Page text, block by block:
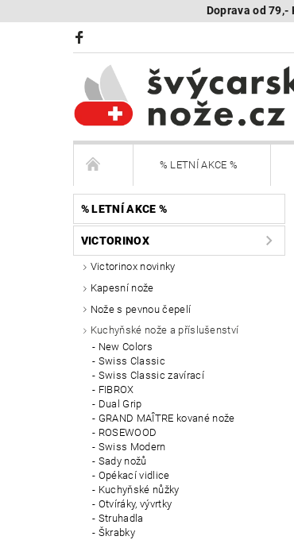
Doprava od 79,-
% LETNÍ AKCE %
BÖKER Limited BÖKER -
KAMBUKKA - termohrnky, lahve,
Další nože
SEGWAY NAVIMOW - robotické sekačky
% LETNÍ AKCE %
VICTORINOX
Victorinox novinky
Kapesní nože
Nože s pevnou čepelí
Kuchyňské nože a příslušenství
New Colors
Swiss Classic
Swiss Classic zavírací
FIBROX
Dual Grip
GRAND MAÎTRE kované nože
ROSEWOOD
Swiss Modern
Sady nožů
Opékací vidlice
Kuchyňské nůžky
Otvíráky, vývrtky
Struhadla
Škrabky